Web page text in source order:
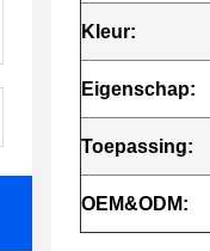
Kleur:
Eigenschap:
Toepassing:
OEM&ODM: